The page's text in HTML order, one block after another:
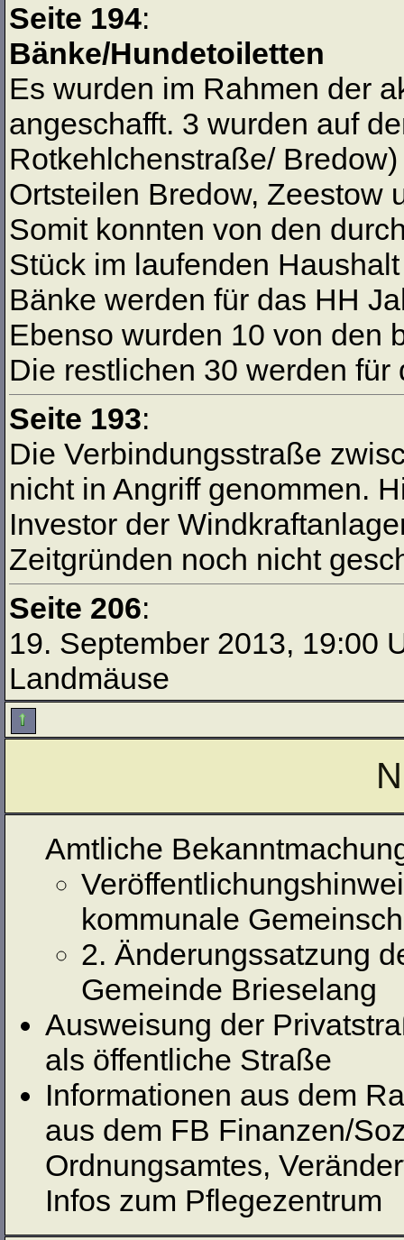
Seite 194:
Bänke/Hundetoiletten
Es wurden im Rahmen der
angeschafft. 3 wurden auf
Rotkehlchenstraße/
Ortsteilen Bredow, Zeestow
Somit konnten von den
Stück im laufenden
Bänke werden für das HH
Ebenso wurden 10 von den
Die restlichen 30 werden
Seite 193:
Die Verbindungsstraße
nicht in Angriff genommen.
Investor der
Zeitgründen noch nicht
Seite 206:
19. September 2013, 19:00
Landmäuse
Amtliche
kommunale
2. Änderungssatzung
Gemeinde Brieselang
Ausweisung der
als öffentliche Straße
Informationen aus dem
aus dem FB Finanzen/
Ordnungsamtes,
Infos zum Pflegezentrum